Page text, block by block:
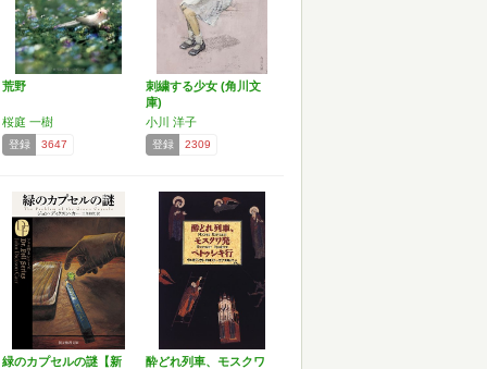
荒野
桜庭 一樹
登録 3647
刺繍する少女 (角川文
庫)
小川 洋子
登録 2309
緑のカプセルの謎【新
酔どれ列車、モスクワ